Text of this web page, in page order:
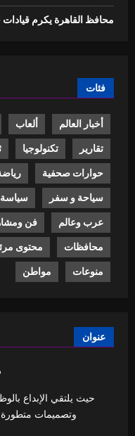
محافظ القاهرة يكرم
فئات
أخبار العالم ألعاب
تقارير تكنولوجيا
حوارات صحفية
سياحة و سفر سياسة
عرب وعالم فن
محافظات محتوى
منوعات مواطن
عنوان
حيث يلتقي الإبداع
وتصميمات متطورة